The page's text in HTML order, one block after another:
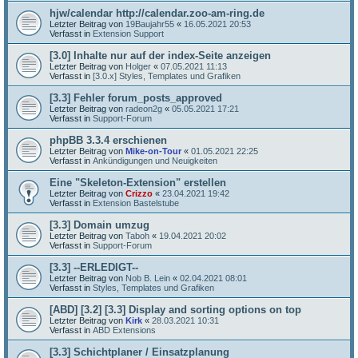
hjw/calendar http://calendar.zoo-am-ring.de
Letzter Beitrag von 19Baujahr55 « 16.05.2021 20:53
Verfasst in Extension Support
[3.0] Inhalte nur auf der index-Seite anzeigen
Letzter Beitrag von Holger « 07.05.2021 11:13
Verfasst in [3.0.x] Styles, Templates und Grafiken
[3.3] Fehler forum_posts_approved
Letzter Beitrag von radeon2g « 05.05.2021 17:21
Verfasst in Support-Forum
phpBB 3.3.4 erschienen
Letzter Beitrag von Mike-on-Tour « 01.05.2021 22:25
Verfasst in Ankündigungen und Neuigkeiten
Eine "Skeleton-Extension" erstellen
Letzter Beitrag von Crizzo « 23.04.2021 19:42
Verfasst in Extension Bastelstube
[3.3] Domain umzug
Letzter Beitrag von Taboh « 19.04.2021 20:02
Verfasst in Support-Forum
[3.3] --ERLEDIGT--
Letzter Beitrag von Nob B. Lein « 02.04.2021 08:01
Verfasst in Styles, Templates und Grafiken
[ABD] [3.2] [3.3] Display and sorting options on top
Letzter Beitrag von Kirk « 28.03.2021 10:31
Verfasst in ABD Extensions
[3.3] Schichtplaner / Einsatzplanung